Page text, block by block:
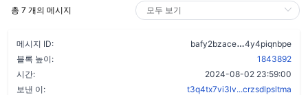
총 7 개의 메시지
메시지 ID: bafy2bzace
4y4piqnbpe
블록 높이:
1843892
시간:
2024-08-02 23:59:00
보낸 이:
t3q4tx7vi3lv...crzsdlpsltma